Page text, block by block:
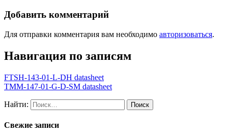
Добавить комментарий
Для отправки комментария вам необходимо авторизоваться.
Навигация по записям
FTSH-143-01-L-DH datasheet
TMM-147-01-G-D-SM datasheet
Найти:
Свежие записи